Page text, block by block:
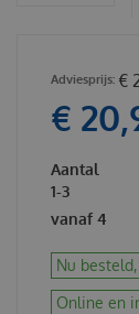
€
€ 20,
Aantal
1-3
vanaf 4
Nu
Online en